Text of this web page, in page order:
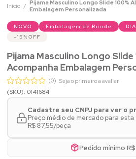
Início
Pijama Masculino Longo Slide 100%
Embalagem Personalizada
NOVO Embalagem de Brinde
15% OFF
Pijama Masculino Longo
Acompanha Embalagem
(0) Seja o primeiro a avaliar
(SKU): 0141684
Cadastre seu CNPJ para ver o
Preço médio de mercado para
R$ 87,55/peça
Pedido mínimo